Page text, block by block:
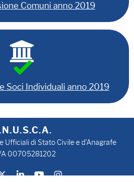
Comuni anno 2019
Soci Individuali anno 2019
Ufficiali di Stato Civile e d'Anagrafe
00705281202